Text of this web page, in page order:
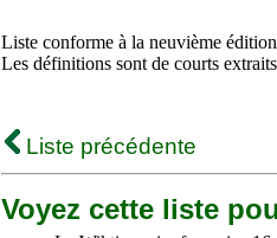
Liste conforme à la neuvième
Les définitions sont de courts
Liste précédente
Voyez cette liste